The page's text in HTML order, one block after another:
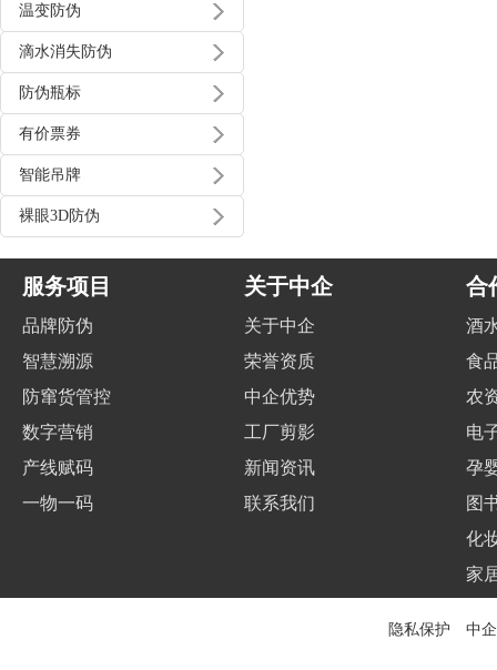
温变防伪
滴水消失防伪
防伪瓶标
有价票券
智能吊牌
裸眼3D防伪
服务项目
品牌防伪
智慧溯源
防窜货管控
数字营销
产线赋码
一物一码
关于中企
关于中企
荣誉资质
中企优势
工厂剪影
新闻资讯
联系我们
合
酒
食
农
电
孕
图
化
家
隐私保护 中